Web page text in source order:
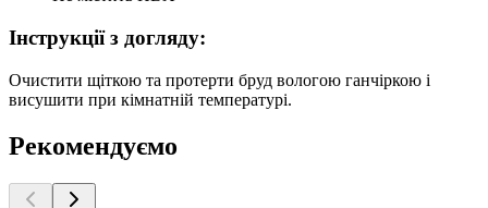
Інструкції з догляду:
Очистити щіткою та протерти бруд вологою ганчіркою і
висушити при кімнатній температурі.
Рекомендуємо